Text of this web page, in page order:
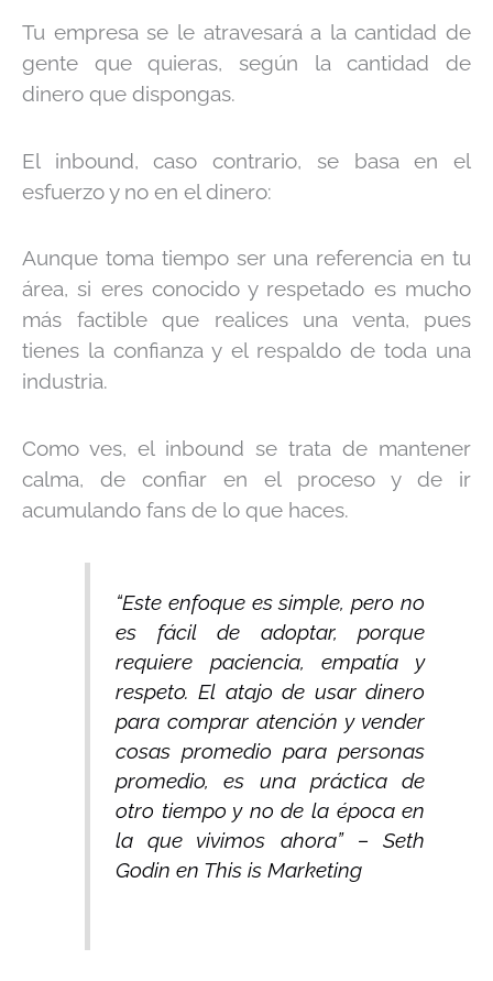
Tu empresa se le atravesará a la cantidad de
gente que quieras, según la cantidad de
dinero que dispongas.
El inbound, caso contrario, se basa en el
esfuerzo y no en el dinero:
Aunque toma tiempo ser una referencia en tu
área, si eres conocido y respetado es mucho
más factible que realices una venta, pues
tienes la confianza y el respaldo de toda una
industria.
Como ves, el inbound se trata de mantener
calma, de confiar en el proceso y de ir
acumulando fans de lo que haces.
“Este enfoque es simple, pero no
es fácil de adoptar, porque
requiere paciencia, empatía y
respeto. El atajo de usar dinero
para comprar atención y vender
cosas promedio para personas
promedio, es una práctica de
otro tiempo y no de la época en
la que vivimos ahora” – Seth
Godin en This is Marketing